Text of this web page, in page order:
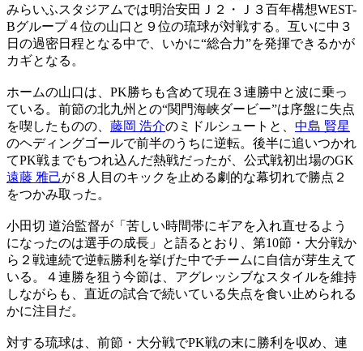
みらいふスタジアムでは明治安田Ｊ２・Ｊ３百年構想WEST-
Bグループ４位の山口と９位の琉球が対戦する。互いに中３
日の過密日程となる中で、いかに“総合力”を発揮できるかが
カギとなる。
ホームの山口は、PK勝ちも含めて現在３連勝中と波に乗っ
ている。前節の北九州との“関門海峡ダービー”は序盤に失点
を喫したものの、 藤岡 浩介のミドルシュートと、 中島 賢星
のヘディングゴールで前半のうちに逆転。後半に追いつかれ
てPK戦までもつれ込んだ熱戦だったが、公式戦初出場のGK
遠藤 雅己が８人目のキックを止める劇的な幕切れで勝点２
をつかみ取った。
小田切 道治監督が「苦しい時間帯にギアを入れ直せるよう
になったのは選手の成長」と語るとおり、第10節・大分戦か
ら２戦連続で逆転勝利を挙げた中でチームに自信が芽生えて
いる。４連勝を狙う今節は、アグレッシブなスタイルを維持
しながらも、直近の試合で続いている失点を食い止められる
かに注目だ。
対する琉球は、前節・大分戦でPK戦の末に勝利を収め、連